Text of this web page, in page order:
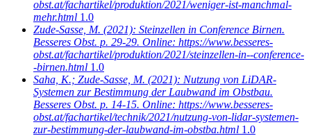
obst.at/fachartikel/produktion/2021/weniger-ist-manchmal-
mehr.html 1.0
Zude-Sasse, M. (2021): Steinzellen in Conference Birnen.
Besseres Obst. p. 29-29. Online: https://www.besseres-
obst.at/fachartikel/produktion/2021/steinzellen-in--conference-
-birnen.html 1.0
Saha, K.; Zude-Sasse, M. (2021): Nutzung von LiDAR-
Systemen zur Bestimmung der Laubwand im Obstbau.
Besseres Obst. p. 14-15. Online: https://www.besseres-
obst.at/fachartikel/technik/2021/nutzung-von-lidar-systemen-
zur-bestimmung-der-laubwand-im-obstba.html 1.0